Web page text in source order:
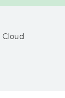
Cloud